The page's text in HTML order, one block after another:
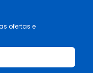
ofertas e